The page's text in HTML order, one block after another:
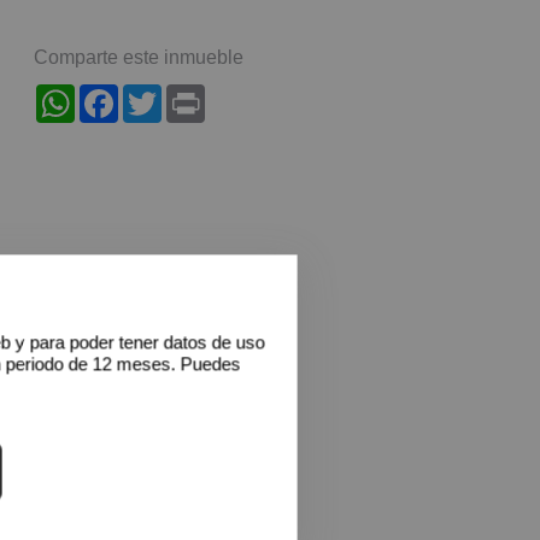
Comparte este inmueble
WhatsAppFacebook
Twitter
y para poder tener datos de uso
de 12 meses. Puedes